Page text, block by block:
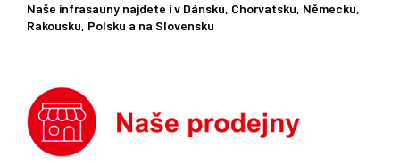
Naše infrasauny najdete i v Dánsku, Chorvatsku, Německu,
Rakousku, Polsku a na Slovensku